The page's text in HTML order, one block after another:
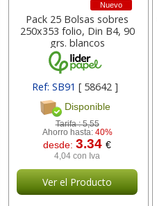
Nuevo
Pack 25 Bolsas sobres
250x353 folio, Din B4, 90
grs. blancos
Ref: SB91[ 58642 ]
Disponible
Tarifa :5,55
Ahorro hasta: 40%
desde:3.34€
4,04 con Iva
Ver el Producto